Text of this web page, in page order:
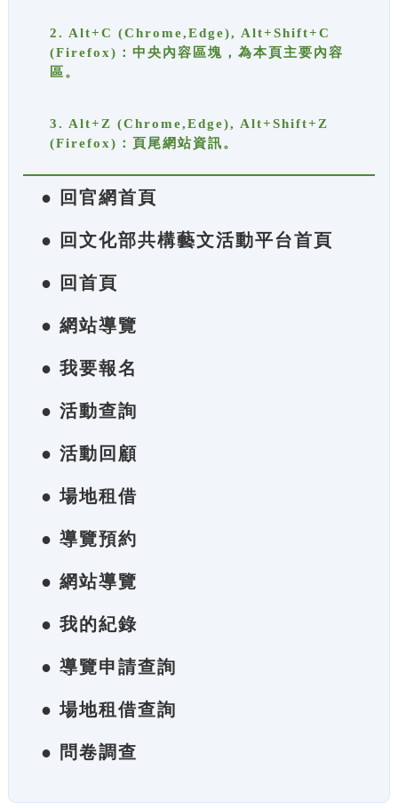
2. Alt+C (Chrome,Edge), Alt+Shift+C
(Firefox)：中央內容區塊，為本頁主要內容
區。
3. Alt+Z (Chrome,Edge), Alt+Shift+Z
(Firefox)：頁尾網站資訊。
● 回官網首頁
● 回文化部共構藝文活動平台首頁
● 回首頁
● 網站導覽
● 我要報名
● 活動查詢
● 活動回顧
● 場地租借
● 導覽預約
● 網站導覽
● 我的紀錄
● 導覽申請查詢
● 場地租借查詢
● 問卷調查